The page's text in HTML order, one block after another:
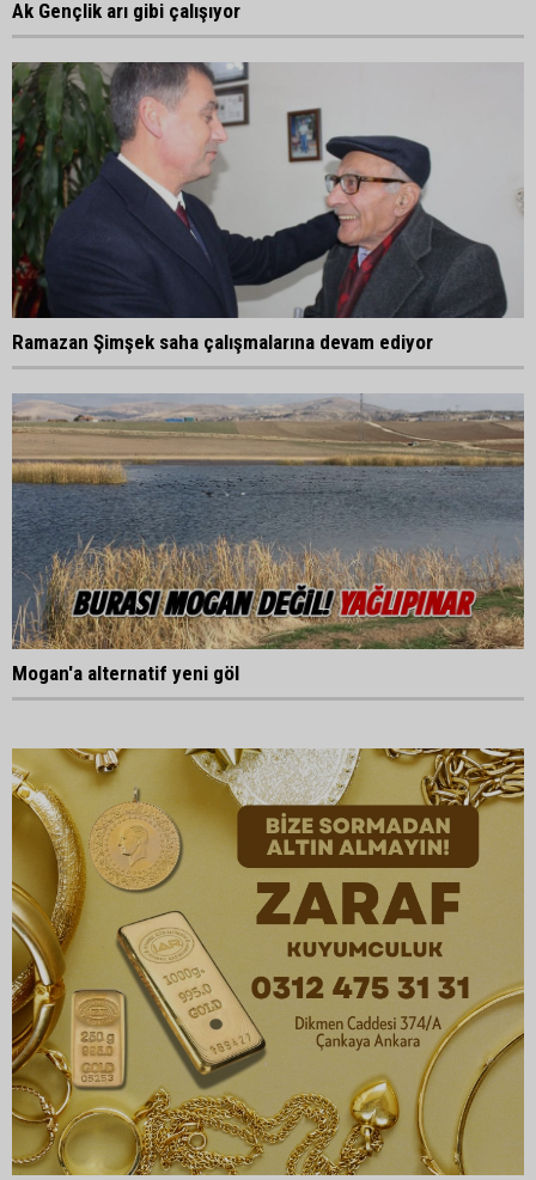
Ak Gençlik arı gibi çalışıyor
Ramazan Şimşek saha çalışmalarına devam ediyor
Mogan'a alternatif yeni göl